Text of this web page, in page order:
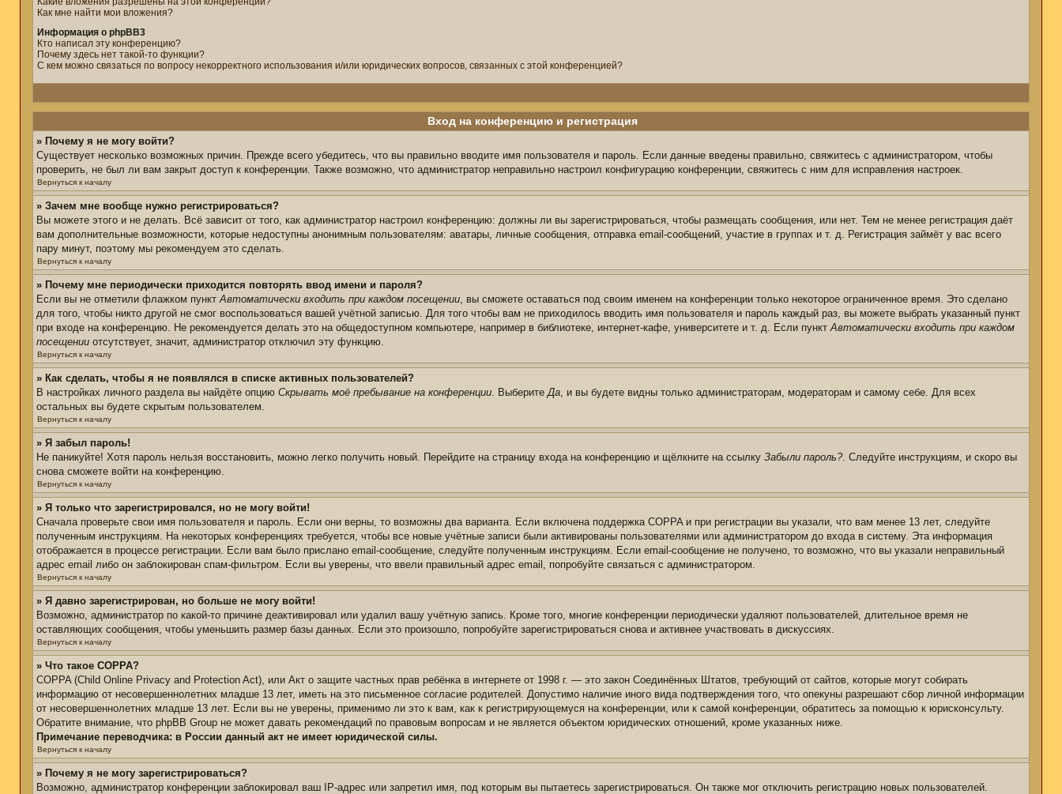
Как мне найти мои вложения?
Информация о phpBB3
Кто написал эту конференцию?
Почему здесь нет такой-то функции?
С кем можно связаться по вопросу некорректного использования и/или юридических вопросов, связанных с этой конференцией?
Вход на конференцию и регистрация
» Почему я не могу войти?
Существует несколько возможных причин. Прежде всего убедитесь, что вы правильно вводите имя пользователя и пароль. Если данные введены правильно, свяжитесь с администратором, чтобы
проверить, не был ли вам закрыт доступ к конференции. Также возможно, что администратор неправильно настроил конфигурацию конференции, свяжитесь с ним для исправления настроек.
Вернуться к началу
» Зачем мне вообще нужно регистрироваться?
Вы можете этого и не делать. Всё зависит от того, как администратор настроил конференцию: должны ли вы зарегистрироваться, чтобы размещать сообщения, или нет. Тем не менее регистрация даёт
вам дополнительные возможности, которые недоступны анонимным пользователям: аватары, личные сообщения, отправка email-сообщений, участие в группах и т. д. Регистрация займёт у вас всего
пару минут, поэтому мы рекомендуем это сделать.
Вернуться к началу
» Почему мне периодически приходится повторять ввод имени и пароля?
Если вы не отметили флажком пунктАвтоматически входить при каждом посещении, вы сможете оставаться под своим именем на конференции только некоторое ограниченное время. Это сделано
для того, чтобы никто другой не смог воспользоваться вашей учётной записью. Для того чтобы вам не приходилось вводить имя пользователя и пароль каждый раз, вы можете выбрать указанный пункт
при входе на конференцию. Не рекомендуется делать это на общедоступном компьютере, например в библиотеке, интернет-кафе, университете и т. д. Если пунктАвтоматически входить при каждом
посещении отсутствует, значит, администратор отключил эту функцию.
Вернуться к началу
» Как сделать, чтобы я не появлялся в списке активных пользователей?
В настройках личного раздела вы найдёте опцию Скрывать моё пребывание на конференции. ВыберитеДа, и вы будете видны только администраторам, модераторам и самому себе. Для всех
остальных вы будете скрытым пользователем.
Вернуться к началу
» Я забыл пароль!
Не паникуйте! Хотя пароль нельзя восстановить, можно легко получить новый. Перейдите на страницу входа на конференцию и щёлкните на ссылку Забыли пароль?. Следуйте инструкциям, и скоро вы
снова сможете войти на конференцию.
Вернуться к началу
» Я только что зарегистрировался, но не могу войти!
Сначала проверьте свои имя пользователя и пароль. Если они верны, то возможны два варианта. Если включена поддержка COPPA и при регистрации вы указали, что вам менее 13 лет, следуйте
полученным инструкциям. На некоторых конференциях требуется, чтобы все новые учётные записи были активированы пользователями или администратором до входа в систему. Эта информация
отображается в процессе регистрации. Если вам было прислано email-сообщение, следуйте полученным инструкциям. Если email-сообщение не получено, то возможно, что вы указали неправильный
адрес email либо он заблокирован спам-фильтром. Если вы уверены, что ввели правильный адрес email, попробуйте связаться с администратором.
Вернуться к началу
» Я давно зарегистрирован, но больше не могу войти!
Возможно, администратор по какой-то причине деактивировал или удалил вашу учётную запись. Кроме того, многие конференции периодически удаляют пользователей, длительное время не
оставляющих сообщения, чтобы уменьшить размер базы данных. Если это произошло, попробуйте зарегистрироваться снова и активнее участвовать в дискуссиях.
Вернуться к началу
» Что такое COPPA?
COPPA (Child Online Privacy and Protection Act), или Акт о защите частных прав ребёнка в интернете от 1998 г. — это закон Соединённых Штатов, требующий от сайтов, которые могут собирать
информацию от несовершеннолетних младше 13 лет, иметь на это письменное согласие родителей. Допустимо наличие иного вида подтверждения того, что опекуны разрешают сбор личной информации
от несовершеннолетних младше 13 лет. Если вы не уверены, применимо ли это к вам, как к регистрирующемуся на конференции, или к самой конференции, обратитесь за помощью к юрисконсульту.
Обратите внимание, что phpBB Group не может давать рекомендаций по правовым вопросам и не является объектом юридических отношений, кроме указанных ниже.
Примечание переводчика: в России данный акт не имеет юридической силы.
Вернуться к началу
» Почему я не могу зарегистрироваться?
Возможно, администратор конференции заблокировал ваш IP-адрес или запретил имя, под которым вы пытаетесь зарегистрироваться. Он также мог отключить регистрацию новых пользователей.